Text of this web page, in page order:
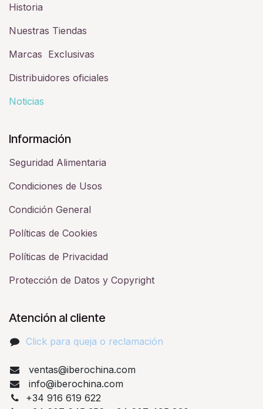
Historia​
Nuestras Tiendas
Marcas Exclusivas
Distribuidores oficiales
Noticias
Información
Seguridad Alimentaria
Condiciones de Usos
Condición General
Políticas de Cookies
Políticas de Privacidad
Protección de Datos y Copyright
Atención al cliente
Click para queja o reclamación​
ventas@iberochina.com
info@iberochina.com
+34 916 619 622